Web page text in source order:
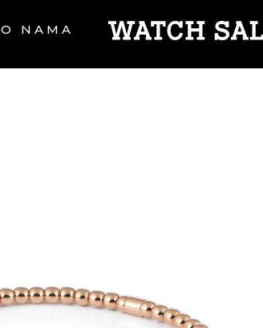
O NAMA